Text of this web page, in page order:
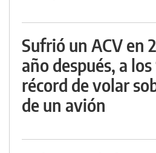
Sufrió un ACV en
año después, a
récord de volar
de un avión